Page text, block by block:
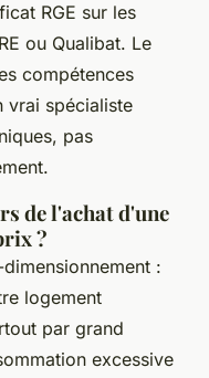
RGE sur les
ou Qualibat. Le
compétences
vrai spécialiste
pas
de l'achat d'une
?
:
logement
par grand
excessive